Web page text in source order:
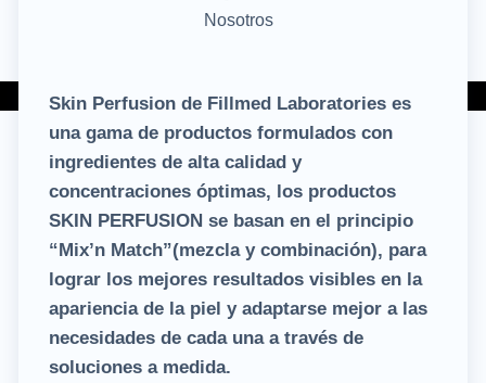
Zona pacientes – Quiero consulta HQS ®
Skin Perfusion de Fillmed Laboratories es
una gama de productos formulados con
ingredientes de alta calidad y
concentraciones óptimas, los productos
SKIN PERFUSION se basan en el principio
“Mix’n Match”(mezcla y combinación), para
lograr los mejores resultados visibles en la
apariencia de la piel y adaptarse mejor a las
necesidades de cada una a través de
soluciones a medida.